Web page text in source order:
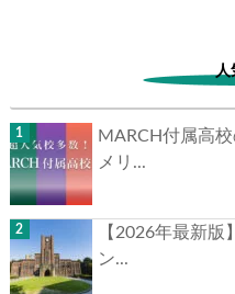
人
MARCH付属高
メリ...
【2026年最新
ン...